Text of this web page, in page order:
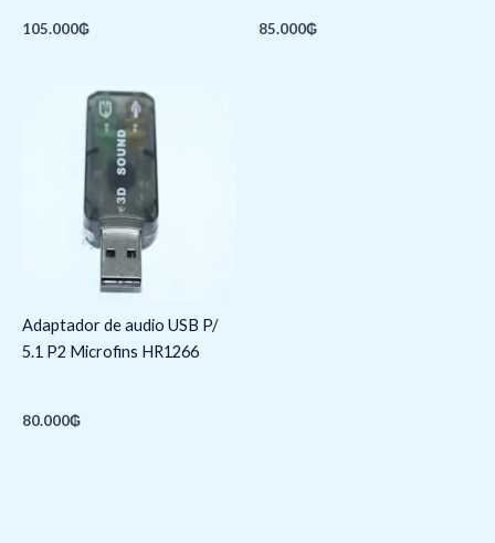
105.000₲ 85.000₲
Adaptador de audio USB P/
5.1 P2 Microfins HR1266
80.000₲